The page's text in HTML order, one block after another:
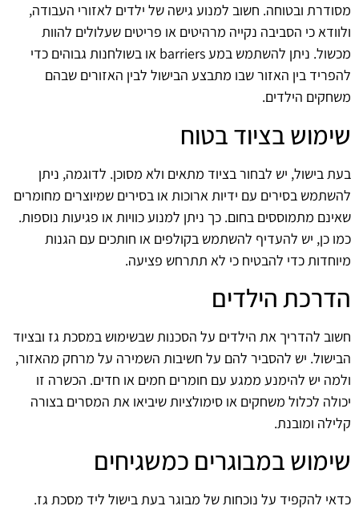
מסודרת ובטוחה. חשוב למנוע גישה של ילדים לאזורי העבודה,
ולוודא כי הסביבה נקייה מרהיטים או פריטים שעלולים להוות
מכשול. ניתן להשתמש במע barriers או בשולחנות גבוהים כדי
להפריד בין האזור שבו מתבצע הבישול לבין האזורים שבהם
משחקים הילדים.
שימוש בציוד בטוח
בעת בישול, יש לבחור בציוד מתאים ולא מסוכן. לדוגמה, ניתן
להשתמש בסירים עם ידיות ארוכות או בסירים שמיוצרים מחומרים
שאינם מתמוססים בחום. כך ניתן למנוע כוויות או פגיעות נוספות.
כמו כן, יש להעדיף להשתמש בקולפים או חותכים עם הגנות
מיוחדות כדי להבטיח כי לא תתרחש פציעה.
הדרכת הילדים
חשוב להדריך את הילדים על הסכנות שבשימוש במסכת גז ובציוד
הבישול. יש להסביר להם על חשיבות השמירה על מרחק מהאזור,
ולמה יש להימנע ממגע עם חומרים חמים או חדים. הכשרה זו
יכולה לכלול משחקים או סימולציות שיביאו את המסרים בצורה
קלילה ומובנת.
שימוש במבוגרים כמשגיחים
כדאי להקפיד על נוכחות של מבוגר בעת בישול ליד מסכת גז.